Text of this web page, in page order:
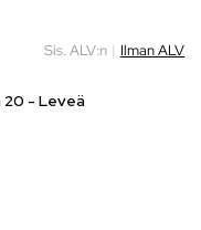
Sis. ALV:n | Ilman ALV
20 - Leveä